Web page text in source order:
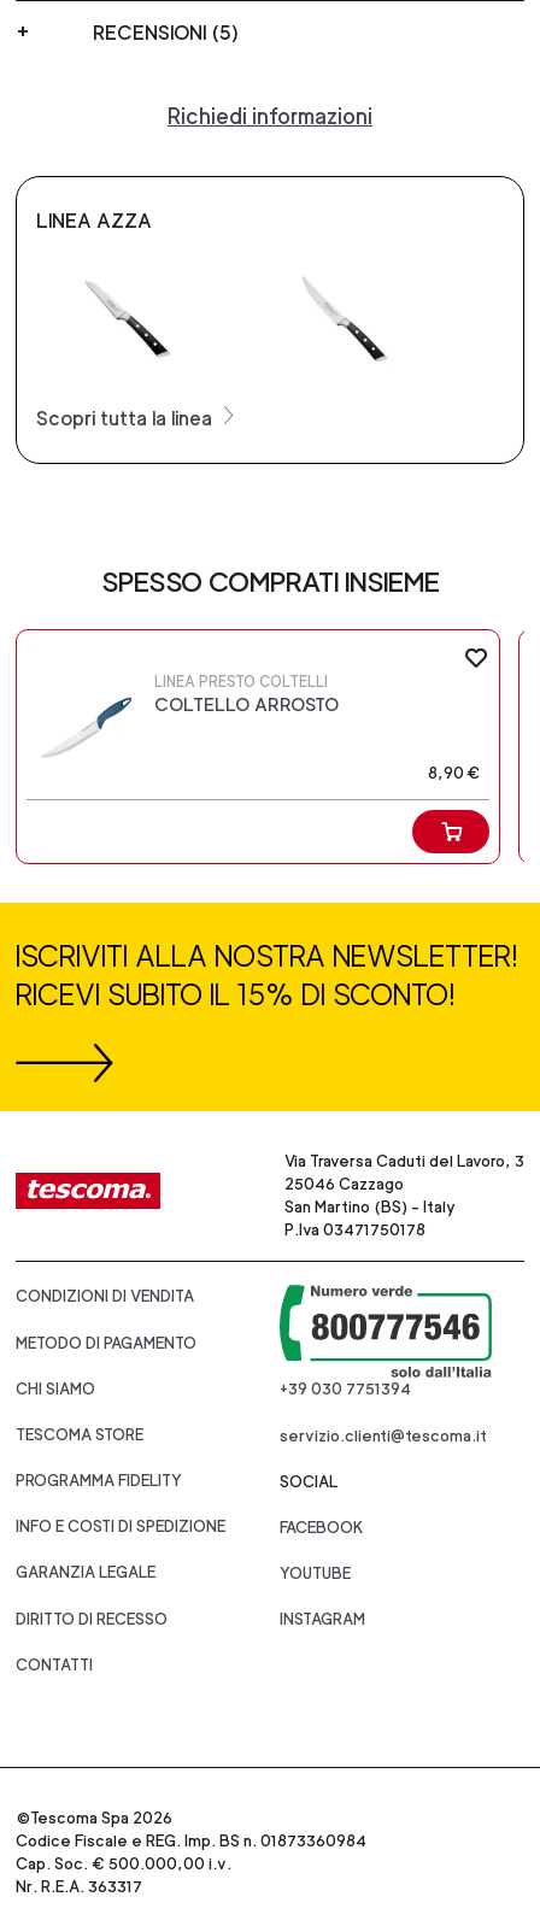
RECENSIONI (5)
Richiedi informazioni
LINEA AZZA
Scopri tutta la linea
SPESSO COMPRATI INSIEME
LINEA PRESTO COLTELLI
COLTELLO ARROSTO
8,90 €
ISCRIVITI ALLA NOSTRA NEWSLETTER!
RICEVI SUBITO IL 15% DI SCONTO!
Via Traversa Caduti del Lavoro, 3
25046 Cazzago
San Martino (BS) - Italy
P.Iva 03471750178
CONDIZIONI DI VENDITA
METODO DI PAGAMENTO
CHI SIAMO
TESCOMA STORE
PROGRAMMA FIDELITY
INFO E COSTI DI SPEDIZIONE
GARANZIA LEGALE
DIRITTO DI RECESSO
CONTATTI
+39 030 7751394
servizio.clienti@tescoma.it
SOCIAL
FACEBOOK
YOUTUBE
INSTAGRAM
©Tescoma Spa 2026
Codice Fiscale e REG. Imp. BS n. 01873360984
Cap. Soc. € 500.000,00 i.v.
Nr. R.E.A. 363317